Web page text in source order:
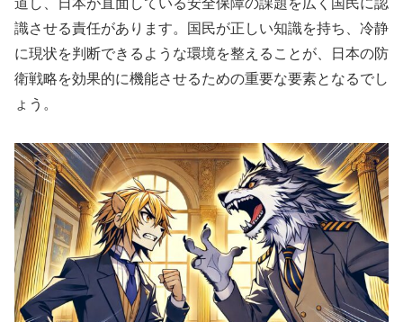
識させる責任があります。国民が正しい知識を持ち、冷静
に現状を判断できるような環境を整えることが、日本の防
衛戦略を効果的に機能させるための重要な要素となるでし
ょう。